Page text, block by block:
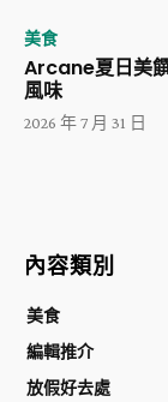
美食
Arcane夏日美
風味
2026 年 7 月 31 日
內容類別
美食
編輯推介
放假好去處